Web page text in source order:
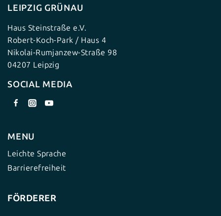
LEIPZIG GRÜNAU
Haus Steinstraße e.V.
Robert-Koch-Park / Haus 4
Nikolai-Rumjanzew-Straße 98
04207 Leipzig
SOCIAL MEDIA
MENU
Leichte Sprache
Barrierefreiheit
FÖRDERER